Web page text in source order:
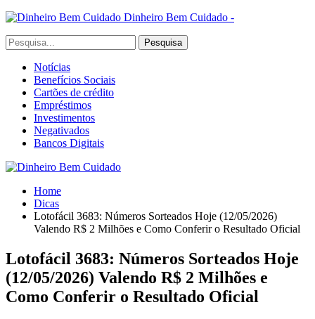
Dinheiro Bem Cuidado -
Notícias
Benefícios Sociais
Cartões de crédito
Empréstimos
Investimentos
Negativados
Bancos Digitais
Home
Dicas
Lotofácil 3683: Números Sorteados Hoje (12/05/2026)
Valendo R$ 2 Milhões e Como Conferir o Resultado Oficial
Lotofácil 3683: Números Sorteados Hoje
(12/05/2026) Valendo R$ 2 Milhões e
Como Conferir o Resultado Oficial